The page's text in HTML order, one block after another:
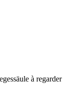
à regarder